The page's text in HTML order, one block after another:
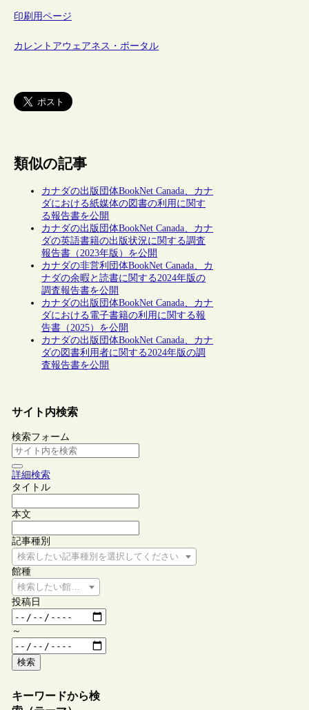
印刷用ページ
カレントアウェアネス・ポータル
類似の記事
カナダの出版団体BookNet Canada、カナ
ダにおける紙媒体の図書の利用に関す
る報告書を公開
カナダの出版団体BookNet Canada、カナ
ダの英語書籍の出版状況に関する調査
報告書（2023年版）を公開
カナダの非営利団体BookNet Canada、カ
ナダの余暇と読書に関する2024年版の
調査報告書を公開
カナダの出版団体BookNet Canada、カナ
ダにおける電子書籍の利用に関する報
告書（2025）を公開
カナダの出版団体BookNet Canada、カナ
ダの図書利用者に関する2024年版の調
査報告書を公開
サイト内検索
検索フォーム
詳細検索
タイトル
本文
記事種別
検索したい記事種別を選択してください
館種
検索したい館種を選択してください
投稿日
～
検索
キーワードから検